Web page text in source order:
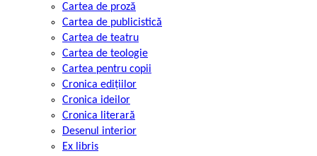
Cartea de proză
Cartea de publicistică
Cartea de teatru
Cartea de teologie
Cartea pentru copii
Cronica edițiilor
Cronica ideilor
Cronica literară
Desenul interior
Ex libris